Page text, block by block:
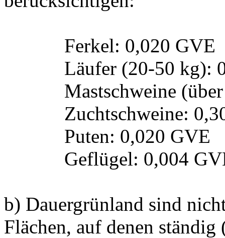
Ferkel: 0,020 GVE
Läufer (20-50 kg):
Mastschweine
Zuchtschweine:
Puten: 0,020 GVE
Geflügel: 0,004
b) Dauergrünland sind
Flächen, auf denen